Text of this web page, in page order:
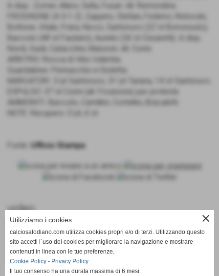
A disp.: Zomer, Allievi, Sella, Fusari. All. Remondina
FROSINONE (4-3-1-2): Zappino; Stefani, Federici, Ristovski,
Bottone, Vitale, Frara, Nicco, Santoruvo (22´st Bonvissuto),
Baccolo (48´st Fautario), Aurelio (26´st Cesaretti). A disp.:
Nordi, Guidi, Catacchini, Manzoni. All. Corini.
ARBITRO: Rocca di Vibo Valentia.
Guardalinee: Pennacchio e Dioletta.
MARCATORI: 3´pt Santoruvo, 31´pt Tarana, 14´st Santoruvo
ESPULSO: 37´st Corini (all. Frosinone) per proteste
AMMONITI: Baccolo, Camilleri, Cortellini, Bracaletti
NOTE: Recupero: 0´pt, 6´st
Ufficio Stampa
video
FeralpiSalò-
FeralpiSalò-
close
Utilizziamo i cookies
calciosalodiano.com utilizza cookies propri e/o di terzi. Utilizzando questo
sito accetti l´uso dei cookies per migliorare la navigazione e mostrare
contenuti in linea con le tue preferenze.
Cookie Policy - Privacy Policy
Il tuo consenso ha una durata massima di 6 mesi.